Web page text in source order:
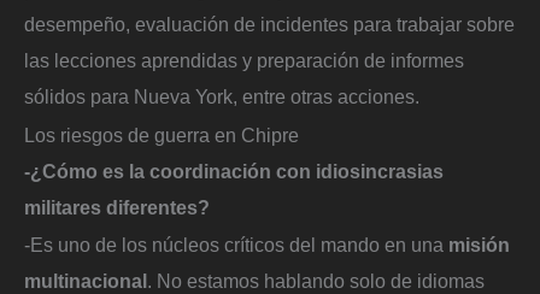
desempeño, evaluación de incidentes para trabajar sobre
las lecciones aprendidas y preparación de informes
sólidos para Nueva York, entre otras acciones.
Los riesgos de guerra en Chipre
-¿Cómo es la coordinación con idiosincrasias
militares diferentes?
-Es uno de los núcleos críticos del mando en una misión
multinacional. No estamos hablando solo de idiomas